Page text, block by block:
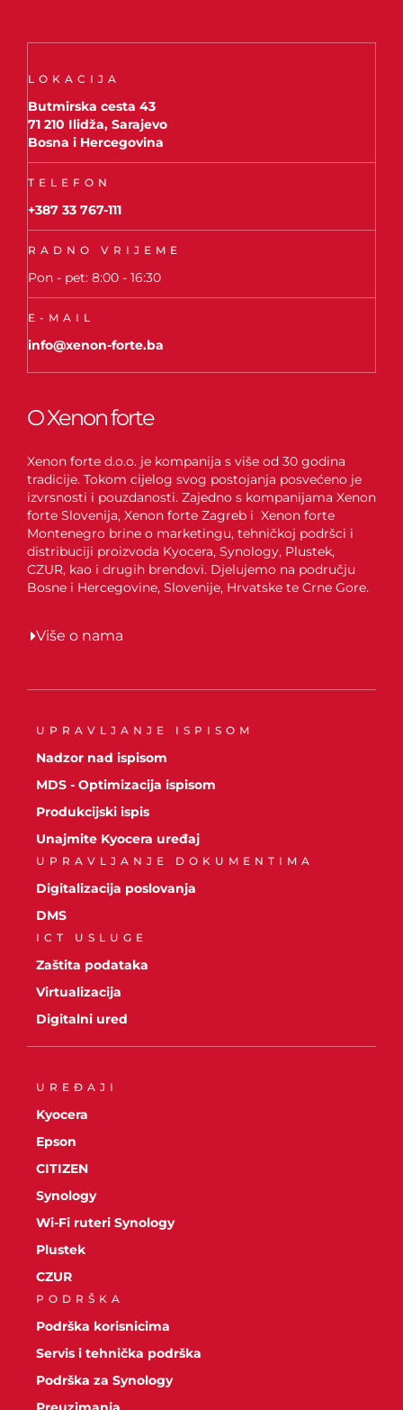
LOKACIJA
Butmirska cesta 43
71 210 Ilidža, Sarajevo
Bosna i Hercegovina
TELEFON
+387 33 767-111
RADNO VRIJEME
Pon - pet: 8:00 - 16:30
E-MAIL
info@xenon-forte.ba
O Xenon forte
Xenon forte d.o.o. je kompanija s više od 30 godina
tradicije. Tokom cijelog svog postojanja posvećeno je
izvrsnosti i pouzdanosti. Zajedno s kompanijama Xenon
forte Slovenija, Xenon forte Zagreb i Xenon forte
Montenegro brine o marketingu, tehničkoj podršci i
distribuciji proizvoda Kyocera, Synology, Plustek,
CZUR, kao i drugih brendovi. Djelujemo na području
Bosne i Hercegovine, Slovenije, Hrvatske te Crne Gore.
Više o nama
UPRAVLJANJE ISPISOM
Nadzor nad ispisom
MDS - Optimizacija ispisom
Produkcijski ispis
Unajmite Kyocera uređaj
UPRAVLJANJE DOKUMENTIMA
Digitalizacija poslovanja
DMS
ICT USLUGE
Zaštita podataka
Virtualizacija
Digitalni ured
UREĐAJI
Kyocera
Epson
CITIZEN
Synology
Wi-Fi ruteri Synology
Plustek
CZUR
PODRŠKA
Podrška korisnicima
Servis i tehnička podrška
Podrška za Synology